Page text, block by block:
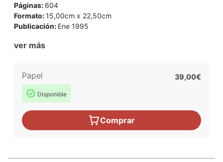
Páginas: 604
Formato:15,00cm x 22,50cm
Publicación: Ene 1995
ver más
Papel
Disponible
39,00€
Comprar